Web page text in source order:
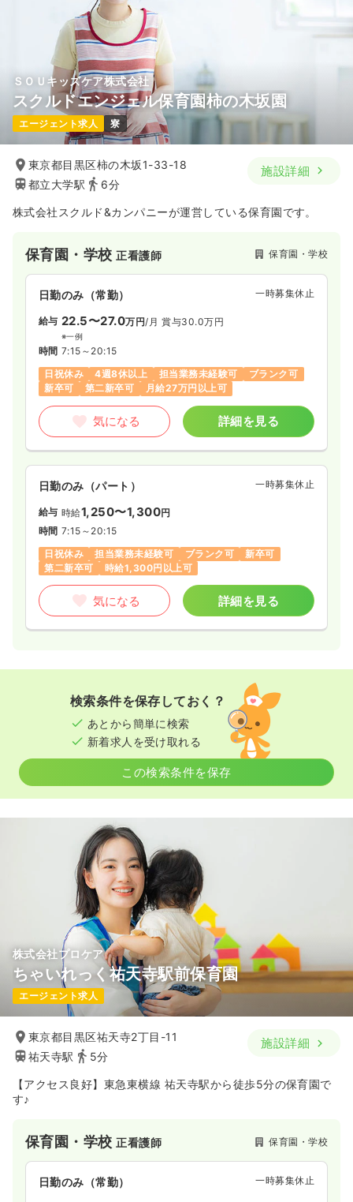
ＳＯＵキッズケア株式会社
スクルドエンジェル保育園柿の木坂園
エージェント求人 寮
東京都目黒区柿の木坂1-33-18
都立大学駅
6分
施設詳細
株式会社スクルド&カンパニーが運営している保育園です。
保育園・学校正看護師 保育園・学校
日勤のみ（常勤） 一時募集休止
給与 22.5〜27.0万円/月 賞与30.0万円
※一例
時間 7:15～20:15
日祝休み
4週8休以上 担当業務未経験可
ブランク可
新卒可
第二新卒可 月給27万円以上可
気になる 詳細を見る
日勤のみ（パート） 一時募集休止
給与 時給1,250〜1,300円
時間 7:15～20:15
日祝休み
担当業務未経験可 ブランク可
新卒可
第二新卒可
時給1,300円以上可
気になる 詳細を見る
検索条件を保存しておく？
あとから簡単に検索
新着求人を受け取れる
この検索条件を保存
株式会社プロケア
ちゃいれっく祐天寺駅前保育園
エージェント求人
東京都目黒区祐天寺2丁目-11
祐天寺駅
5分
施設詳細
【アクセス良好】東急東横線 祐天寺駅から徒歩5分の保育園で
す♪
保育園・学校正看護師 保育園・学校
日勤のみ（常勤） 一時募集休止